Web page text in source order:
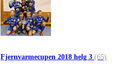
Fjernvarmecupen 2018 helg 3 (65)